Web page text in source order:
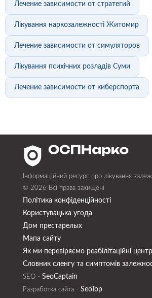
Лечение зависимости от стратегий
Лікування наркозалежності Житомир
Лечение зависимости от симуляторов
Лікування психічних розладів Суми
Лечение зависимости от киберспорта
Інформаційний ресурс про лікування
© 2026 Всі права захищені
Політика конфіденційності
Користувацька угода
Дом престарелых
Мапа сайту
Як ми перевіряємо реабілітаційні
Словник сленгу та симптомів
SEO - SeoСaptain
Разработка сайта - SeoTop